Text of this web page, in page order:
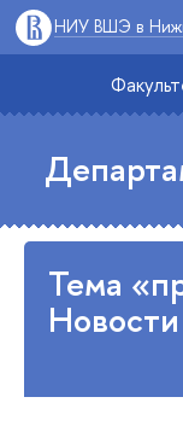
НИУ ВШЭ в
Тема
Новости